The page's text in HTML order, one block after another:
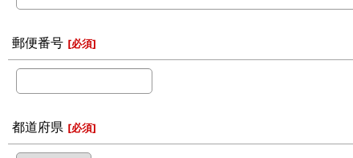
郵便番号 [必須]
都道府県 [必須]